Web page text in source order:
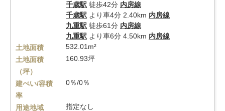
千歳駅 徒歩42分 内房線
千歳駅 より車4分 2.40km 内房線
九重駅 徒歩61分 内房線
九重駅 より車6分 4.50km 内房線
土地面積
532.01m²
土地面積
（坪）
160.93坪
建ぺい/容積
率
0％/0％
用途地域 指定なし